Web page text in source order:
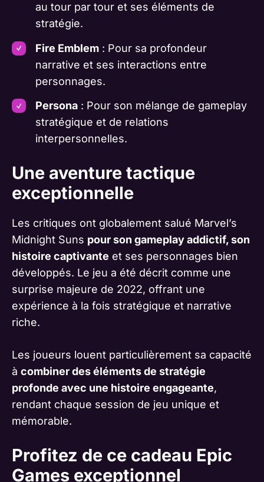
au tour par tour et ses éléments de
stratégie.
Fire Emblem: Pour sa profondeur
narrative et ses interactions entre
personnages.
Persona: Pour son mélange de gameplay
stratégique et de relations
interpersonnelles.
Une aventure tactique
exceptionnelle
Les critiques ont globalement salué Marvel’s
Midnight Suns pour son gameplay addictif, son
histoire captivante et ses personnages bien
développés. Le jeu a été décrit comme une
surprise majeure de 2022, offrant une
expérience à la fois stratégique et narrative
riche.
Les joueurs louent particulièrement sa capacité
à combiner des éléments de stratégie
profonde avec une histoire engageante,
rendant chaque session de jeu unique et
mémorable.
Profitez de ce cadeau Epic
Games exceptionnel